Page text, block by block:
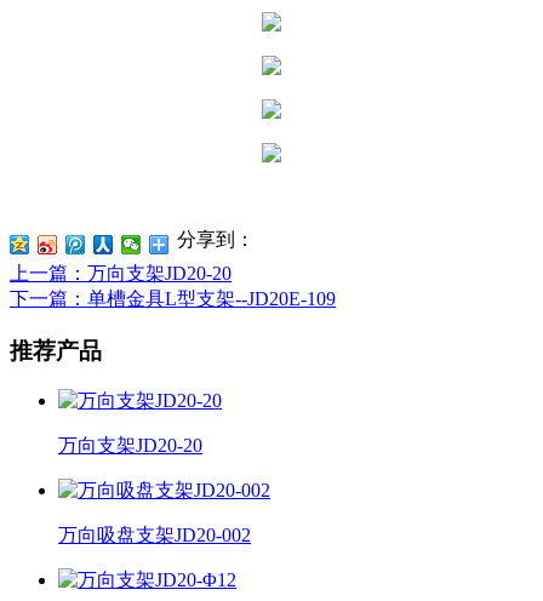
分享到：
上一篇 ：万向支架JD20-20
下一篇 ：单槽金具L型支架--JD20E-109
推荐产品
万向支架JD20-20
万向吸盘支架JD20-002